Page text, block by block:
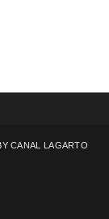
CANAL LAGARTO